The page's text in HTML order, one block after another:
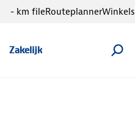
Zakelijk
- km fileRouteplannerWinkels